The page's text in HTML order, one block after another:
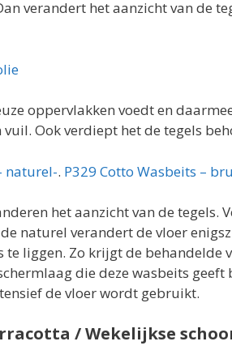
verandert het aanzicht van de
oppervlakken voedt en
vuil. Ook verdiept het de tegels
naturel-. P329 Cotto Wasbeits –
het aanzicht van de tegels.
naturel verandert de vloer
te liggen. Zo krijgt de behandelde
die deze wasbeits geeft
de vloer wordt gebruikt.
/ Wekelijkse